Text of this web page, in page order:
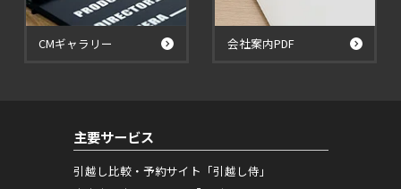
CMギャラリー 会社案内PDF
主要サービス
引越し比較・予約サイト「引越し侍」